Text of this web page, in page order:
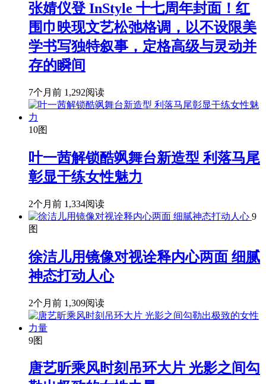
张婧仪登 InStyle 十七周年封面！红
围巾映现文艺松弛格调，以不设限美
学书写独特叙事，定格高级与灵动并
存的瞬间
7个月前 1,292阅读
10图
叶一茜解锁酷飒舞台新造型 利落马尾
彰显干练女性魅力
2个月前 1,334阅读
9
图
徐洁儿用镜像对视诠释内心两面 细腻
神态打动人心
2个月前 1,309阅读
9图
唐艺昕乘风时刻吊环大片 光影之间勾